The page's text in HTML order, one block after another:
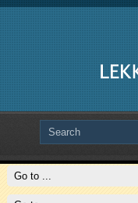
Slide # 2
Czytaj więcej